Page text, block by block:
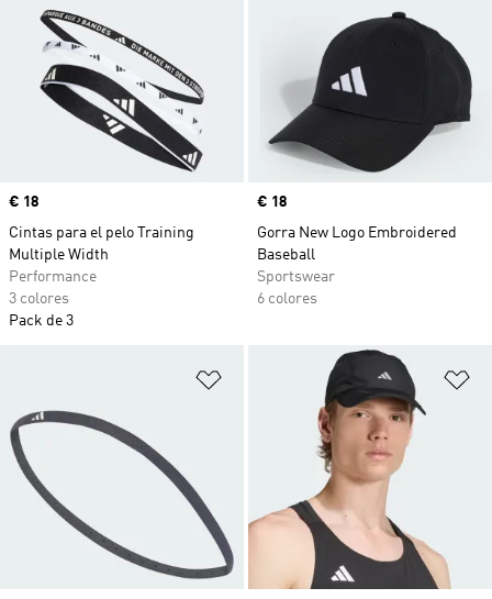
Precio
€ 18
Cintas para el pelo Training
Multiple Width
Performance
3 colores
Pack de 3
Precio
€ 18
Gorra New Logo Embroidered
Baseball
Sportswear
6 colores
Añadir a la lista de deseos